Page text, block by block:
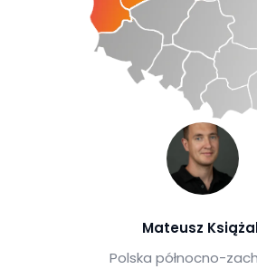
Mateusz
Polska północno-